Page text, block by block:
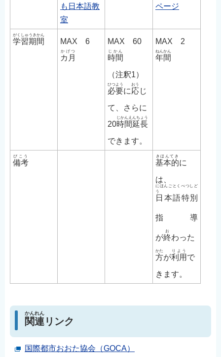
も日本語教
室
ページ
学習期間
がくしゅうきかん
MAX 6
カ月
かげつ
MAX 60
時間
じかん
（注釈1）
必要
ひつよう
に応
おう
じ
て、さらに
20時間延長
じかんえんちょう
できます。
MAX 2
年間
ねんかん
備考
びこう
基本的
きほんてき
に
は、
日本語特別
指導
にほんごとくべつしど
う
が終
お
わった
方
かた
が利用
りよう
で
きます。
関連
かんれん
リンク
国際都市おおた協会（GOCA）